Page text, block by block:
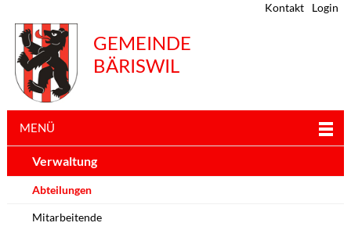
Kontakt Login
GEMEINDE
BÄRISWIL
MENÜ
Verwaltung
Abteilungen
Mitarbeitende